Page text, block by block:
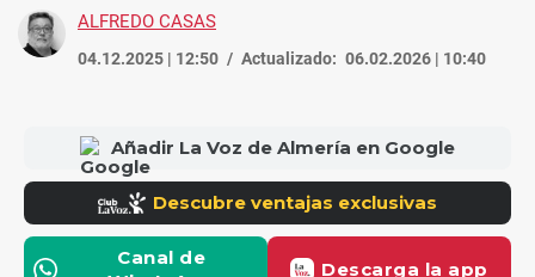
ALFREDO CASAS
04.12.2025 | 12:50 Actualizado: 06.02.2026 | 10:40